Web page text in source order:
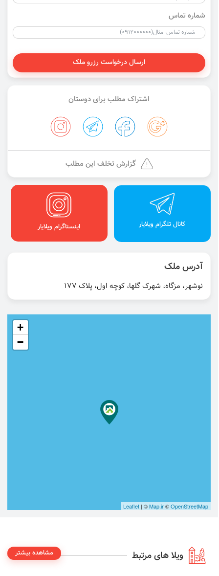
شماره تماس
ارسال درخواست رزرو ملک
اشتراک مطلب برای دوستان
گزارش تخلف این مطلب
کانال تلگرام ویلایار اینستاگرام ویلایار
آدرس ملک
نوشهر، مزگاه، شهرک گلها، کوچه اول، پلاک 177
+
−
Leaflet | ©Map.ir©OpenStreetMap
ویلا های مرتبط مشاهده بیشتر